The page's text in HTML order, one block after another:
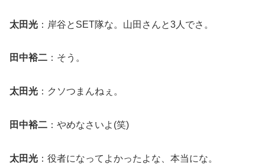
太田光 ：岸谷とSET隊な。山田さんと3人でさ。
田中裕二 ：そう。
太田光 ：クソつまんねぇ。
田中裕二 ：やめなさいよ(笑)
太田光 ：役者になってよかったよな、本当にな。